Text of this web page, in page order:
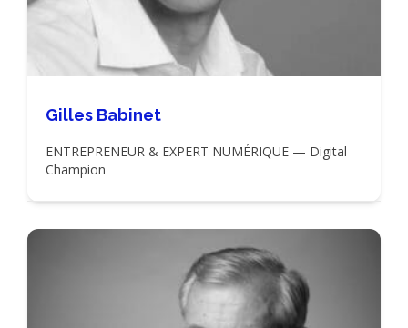
Gilles Babinet
ENTREPRENEUR & EXPERT NUMÉRIQUE — Digital
Champion